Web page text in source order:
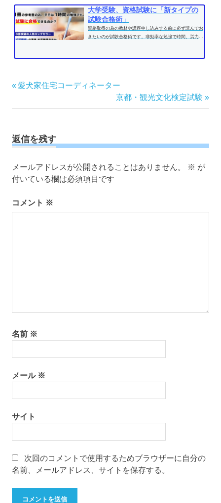
大学受験、資格試験に「新タイプの
試験合格術」
資格取得の為の教材や講座申し込みする前に必ず読んでお
きたいのが試験合格術です。非効率な勉強で時間、労力を
投
ナ
ゲ
シ
ョ
前
記
愛犬家住宅コーディネーター
次
の
京都・観光文化検定試験
返信を残す
メールアドレスが公開されることはありません。 ※ が
付いている欄は必須項目です
コメント ※
名前 ※
メール ※
サイト
次回のコメントで使用するためブラウザーに自分の
名前、メールアドレス、サイトを保存する。